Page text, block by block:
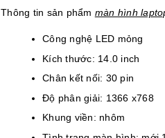
Thông tin sản phẩm màn hình
Công nghệ LED mỏng
Kích thước: 14.0 inch
Chân kết nối: 30 pin
Độ phân giải: 1366 x768
Khung viền: nhôm